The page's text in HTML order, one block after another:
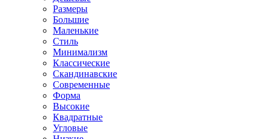
Размеры
Большие
Маленькие
Стиль
Минимализм
Классические
Скандинавские
Современные
Форма
Высокие
Квадратные
Угловые